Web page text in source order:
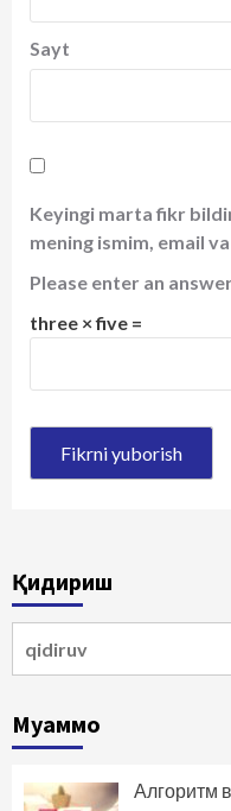
Sayt
Keyingi marta fikr
mening ismim, email
Please enter an
three × five =
Қидириш
Муаммо
Алгоритм